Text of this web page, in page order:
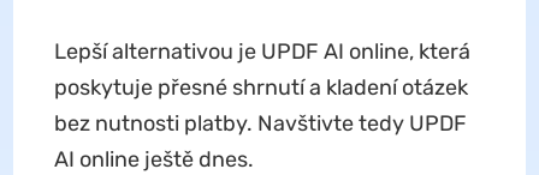
Lepší alternativou je UPDF AI online, která
poskytuje přesné shrnutí a kladení otázek
bez nutnosti platby. Navštivte tedy UPDF
AI online ještě dnes.